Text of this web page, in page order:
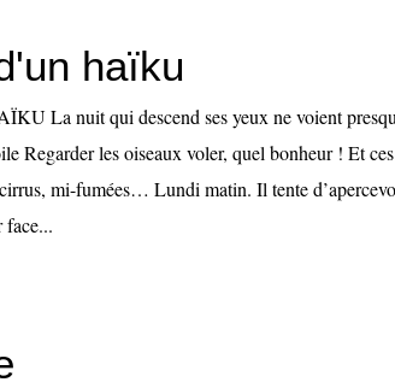
haïku
La nuit qui descend ses yeux ne voient
Regarder les oiseaux voler, quel bonheur ! Et ces
mi-fumées… Lundi matin. Il tente
face...